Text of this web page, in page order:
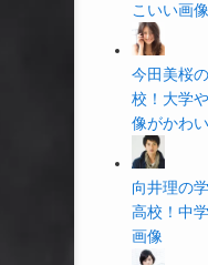
こいい画像
今田美桜
校！大学
像がかわ
向井理の
高校！中
画像